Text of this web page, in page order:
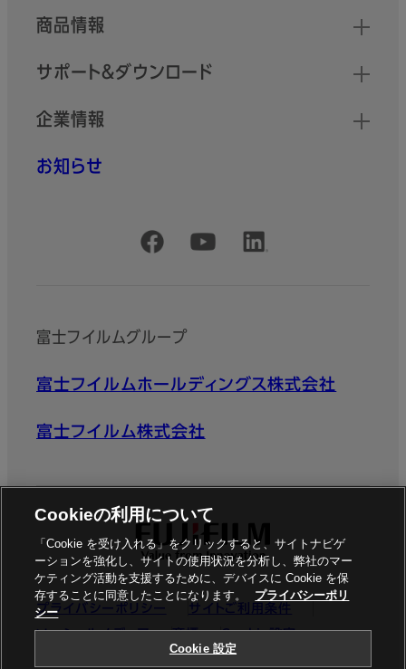
商品情報
サポート＆ダウンロード
企業情報
お知らせ
公式SNSアカウント
富士フイルムグループ
富士フイルムホールディングス株式会社
富士フイルム株式会社
プライバシーポリシー
サイトご利用条件
ソーシャルメディア
商標 Cookie設定
Cookieの利用について
「Cookie を受け入れる」をクリックすると、サイトナビゲ
ーションを強化し、サイトの使用状況を分析し、弊社のマー
ケティング活動を支援するために、デバイスに Cookie を保
存することに同意したことになります。
プライバシーポリ
シー
Cookie 設定